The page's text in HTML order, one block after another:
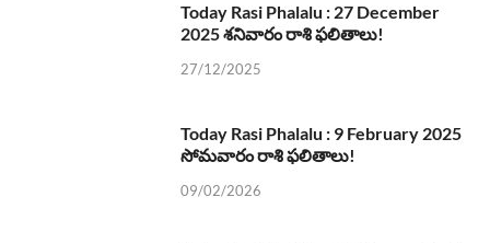
Today Rasi Phalalu : 27 December
2025 శనివారం రాశి ఫలితాలు!
27/12/2025
Today Rasi Phalalu : 9 February 2025
సోమవారం రాశి ఫలితాలు!
09/02/2026